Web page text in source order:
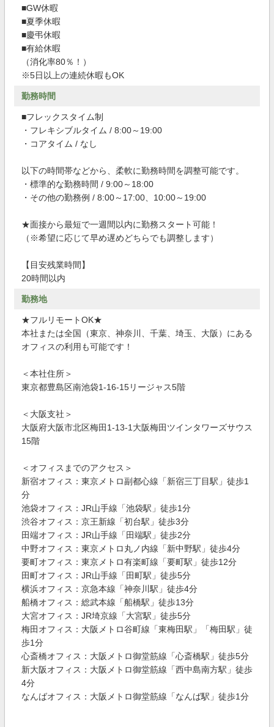
■GW休暇
■夏季休暇
■慶弔休暇
■有給休暇
（消化率80％！）
※5日以上の連続休暇もOK
勤務時間
■フレックスタイム制
・フレキシブルタイム / 8:00～19:00
・コアタイム / なし
以下の時間帯などから、柔軟に勤務時間を調整可能です。
・標準的な勤務時間 / 9:00～18:00
・その他の勤務例 / 8:00～17:00、10:00～19:00
★面接から最短で一週間以内に勤務スタート可能！
（※希望に応じて早め遅めどちらでも調整します）
【目安残業時間】
20時間以内
勤務地
★フルリモートOK★
本社または全国（東京、神奈川、千葉、埼玉、大阪）にある
オフィスの利用も可能です！
＜本社住所＞
東京都豊島区南池袋1-16-15リージャス5階
＜大阪支社＞
大阪府大阪市北区梅田1-13-1大阪梅田ツインタワーズサウス
15階
＜オフィスまでのアクセス＞
新宿オフィス：東京メトロ副都心線「新宿三丁目駅」徒歩1
分
池袋オフィス：JR山手線「池袋駅」徒歩1分
渋谷オフィス：京王新線「初台駅」徒歩3分
田端オフィス：JR山手線「田端駅」徒歩2分
中野オフィス：東京メトロ丸ノ内線「新中野駅」徒歩4分
要町オフィス：東京メトロ有楽町線「要町駅」徒歩12分
田町オフィス：JR山手線「田町駅」徒歩5分
横浜オフィス：京急本線「神奈川駅」徒歩4分
船橋オフィス：総武本線「船橋駅」徒歩13分
大宮オフィス：JR埼京線「大宮駅」徒歩5分
梅田オフィス：大阪メトロ谷町線「東梅田駅」「梅田駅」徒
歩1分
心斎橋オフィス：大阪メトロ御堂筋線「心斎橋駅」徒歩5分
新大阪オフィス：大阪メトロ御堂筋線「西中島南方駅」徒歩
4分
なんばオフィス：大阪メトロ御堂筋線「なんば駅」徒歩1分